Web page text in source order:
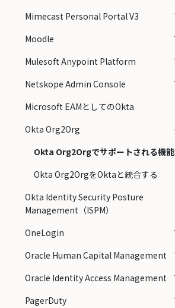
Mimecast Personal Portal V3
Moodle
Mulesoft Anypoint Platform
Netskope Admin Console
Microsoft EAMとしてのOkta
Okta Org2Org
Okta Org2Orgでサポートされる機能
Okta Org2OrgをOktaと統合する
Okta Identity Security Posture
Management（ISPM）
OneLogin
Oracle Human Capital Management
Oracle Identity Access Management
PagerDuty